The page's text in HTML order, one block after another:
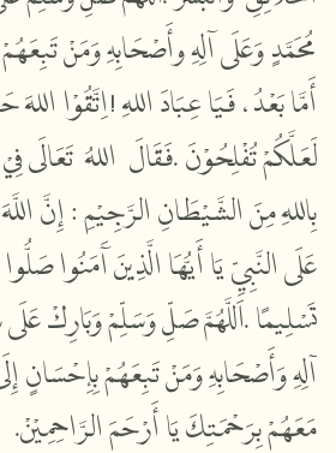
مُحَمَّدٍوَعَلَىآلِهِوأَصْحَابِهِوَمَنْتَبِعَهُمْ
أَمَّابَعْدُ،فَيَاعِبَادَ اللهِ!اِتَّقُوْا اللهَ
لَعَلَّكُمْتُفْلِحُوْنَ.فَقَالَ اللهُ تَعَالَىفِيْ
بِاللهِمِنَالشَّيْطَانِ الرَّجِيْمِ:إِنَّ اللَّهَ
عَلَىالنَّبِيِّيَا أَيُّهَا الَّذِينَآَمَنُواصَلُّوا
تَسْلِيمًا.اَللَّهُمَّصَلِّوَسَلِّمْوَبَارِكْعَلَى
آلِهِوَأَصْحَابِهِوَمَنْتَبِعَهُمْبِإِحْسَانٍ
مَعَهُمْبِرَحْمَتِكَيَا أَرْحَمَالرَّاحِمِيْنْ.